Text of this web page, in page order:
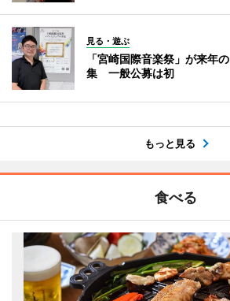
見る・遊ぶ
「宮崎国際音楽祭」が来年
集 一般公募は初
もっと見る
食べる